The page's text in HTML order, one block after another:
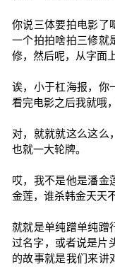
你说三体要拍电影了
一个拍拍啥拍三修就
修，然后呢，从字面
诶，小于杠海报，你
看完电影之后我就哦
对，就就就这么这么
也就一大轮牌。
哎，我不是他是潘金
金莲，谁杀韩金天天
就就是单纯蹭单纯蹭
过名字，或者说是片
的故事就是我们来讲